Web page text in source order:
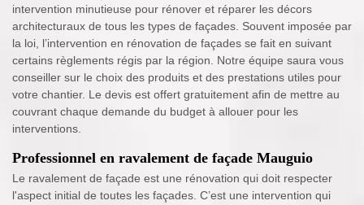
intervention minutieuse pour rénover et réparer les décors
architecturaux de tous les types de façades. Souvent imposée par
la loi, l’intervention en rénovation de façades se fait en suivant
certains règlements régis par la région. Notre équipe saura vous
conseiller sur le choix des produits et des prestations utiles pour
votre chantier. Le devis est offert gratuitement afin de mettre au
couvrant chaque demande du budget à allouer pour les
interventions.
Professionnel en ravalement de façade Mauguio
Le ravalement de façade est une rénovation qui doit respecter
l'aspect initial de toutes les façades. C’est une intervention qui